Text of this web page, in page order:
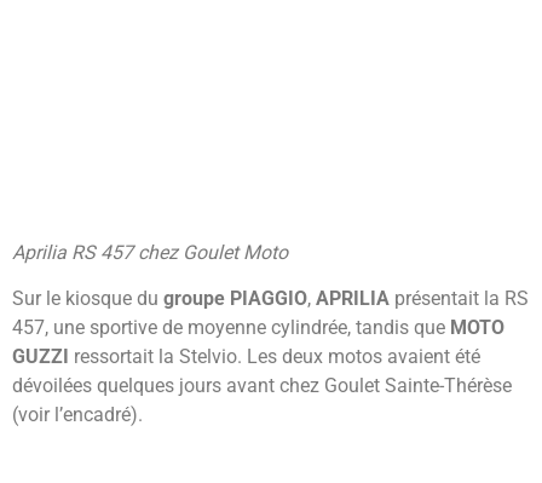
Aprilia RS 457 chez Goulet Moto
Sur le kiosque du groupe PIAGGIO, APRILIA présentait la RS
457, une sportive de moyenne cylindrée, tandis que MOTO
GUZZI ressortait la Stelvio. Les deux motos avaient été
dévoilées quelques jours avant chez Goulet Sainte-Thérèse
(voir l’encadré).